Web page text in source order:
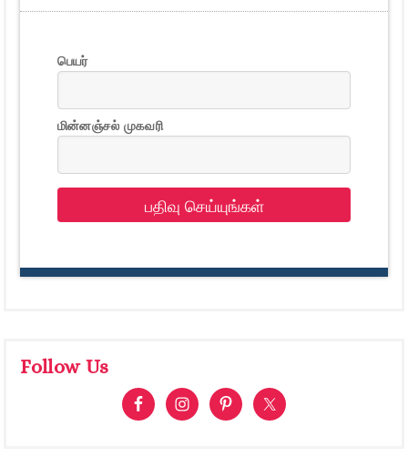
பெயர்
மின்னஞ்சல் முகவரி
பதிவு செய்யுங்கள்
Follow Us